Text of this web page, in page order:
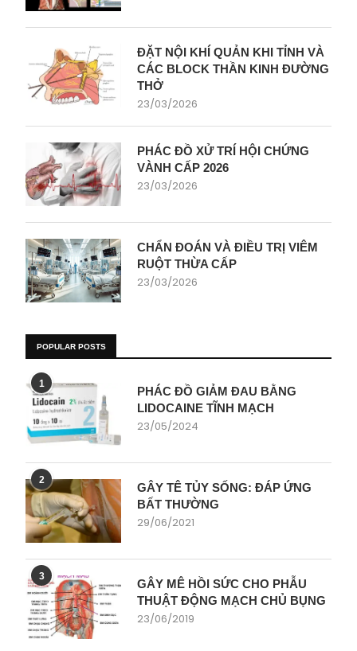
ĐẶT NỘI KHÍ QUẢN KHI TỈNH VÀ
CÁC BLOCK THẦN KINH ĐƯỜNG
THỞ
23/03/2026
PHÁC ĐỒ XỬ TRÍ HỘI CHỨNG
VÀNH CẤP 2026
23/03/2026
CHẨN ĐOÁN VÀ ĐIỀU TRỊ VIÊM
RUỘT THỪA CẤP
23/03/2026
POPULAR POSTS
1
PHÁC ĐỒ GIẢM ĐAU BẰNG
LIDOCAINE TĨNH MẠCH
23/05/2024
2
GÂY TÊ TỦY SỐNG: ĐÁP ỨNG
BẤT THƯỜNG
29/06/2021
3
GÂY MÊ HỒI SỨC CHO PHẪU
THUẬT ĐỘNG MẠCH CHỦ BỤNG
23/06/2019